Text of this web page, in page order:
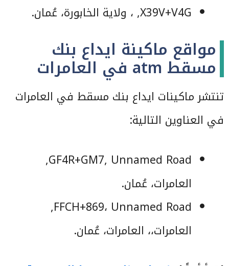
X39V+V4G, ، ولاية الخابورة، عُمان.
مواقع ماكينة ايداع بنك
مسقط atm في العامرات
تنتشر ماكينات ايداع بنك مسقط في العامرات
في العناوين التالية:
GF4R+GM7, Unnamed Road,
العامرات، عُمان.
FFCH+869، Unnamed Road,
العامرات،، العامرات، عُمان.